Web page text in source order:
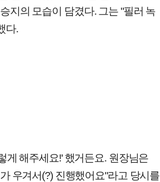
지의 모습이 담겼다. 그는 "필러 녹
다.
게 해주세요!' 했거든요. 원장님은
우겨서(?) 진행했어요"라고 당시를